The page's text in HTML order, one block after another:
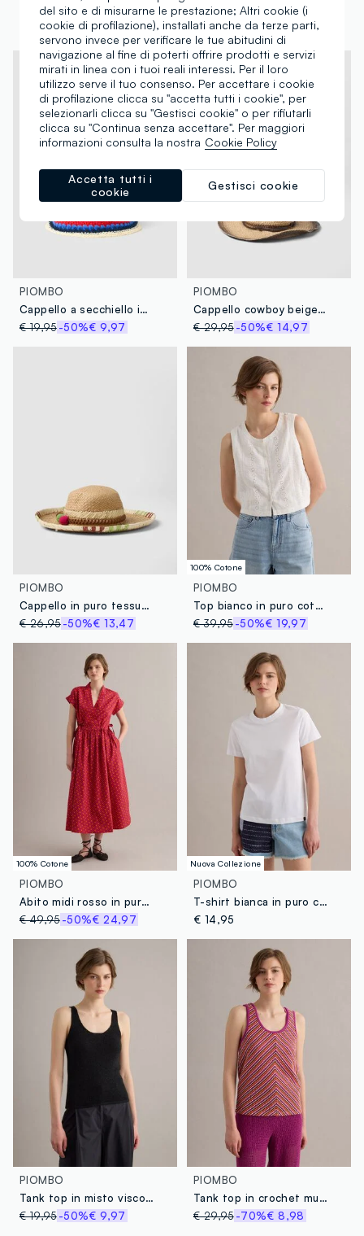
Cappello panama beige in puro tessuto carta con fascia multicolor
€ 26,95 -50%€ 13,47
€ 26,95-50%€ 13,47
PIOMBO
Cappello a secchiello in misto tessuto carta e cotone multicolor
€ 19,95-50%€ 9,97
PIOMBO
Cappello cowboy beige in tessuto carta
€ 29,95 -50%€ 14,97
PIOMBO
Cappello in puro tessuto carta beige con pompon colorati
€ 26,95-50%€ 13,47
100% Cotone
PIOMBO
Top bianco in puro cotone sangallo
€ 39,95 -50%€ 19,97
100% Cotone
PIOMBO
Abito midi rosso in puro cotone con fantasia stampata
€ 49,95-50%€ 24,97
Nuova Collezione
PIOMBO
T-shirt bianca in puro cotone supima a maniche corte regular fit
€ 14,95
PIOMBO
Tank top in misto viscosa nero regular fit con glitter
€ 19,95-50%€ 9,97
PIOMBO
Tank top in crochet multicolor in tessuto elasticizzato regular fit
€ 29,95 -70%€ 8,98
del sito e di misurarne le prestazione; Altri cookie (i
cookie di profilazione), installati anche da terze parti,
servono invece per verificare le tue abitudini di
navigazione al fine di poterti offrire prodotti e servizi
mirati in linea con i tuoi reali interessi. Per il loro
utilizzo serve il tuo consenso. Per accettare i cookie
di profilazione clicca su "accetta tutti i cookie", per
selezionarli clicca su "Gestisci cookie" o per rifiutarli
clicca su "Continua senza accettare". Per maggiori
informazioni consulta la nostra Cookie Policy
Gestisci cookie
Accetta tutti i
cookie